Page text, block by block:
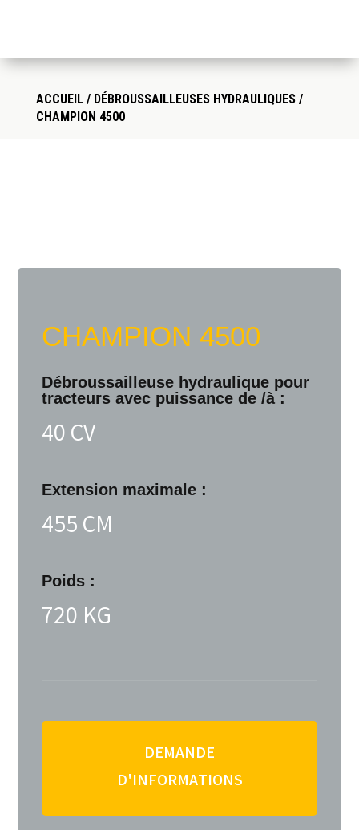
ACCUEIL/ DÉBROUSSAILLEUSES HYDRAULIQUES/
CHAMPION 4500
CHAMPION 4500
Débroussailleuse hydraulique pour
tracteurs avec puissance de /à :
40 CV
Extension maximale :
455 CM
Poids :
720 KG
DEMANDE
D'INFORMATIONS